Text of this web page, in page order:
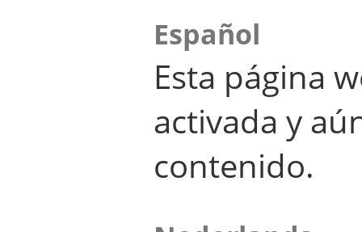
Español
Esta página
activada y
contenido.